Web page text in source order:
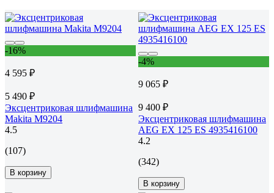
-16%
4 595 ₽
5 490 ₽
Эксцентриковая шлифмашина
Makita M9204
4.5
(107)
В корзину
-4%
9 065 ₽
9 400 ₽
Эксцентриковая шлифмашина
AEG EX 125 ES 4935416100
4.2
(342)
В корзину